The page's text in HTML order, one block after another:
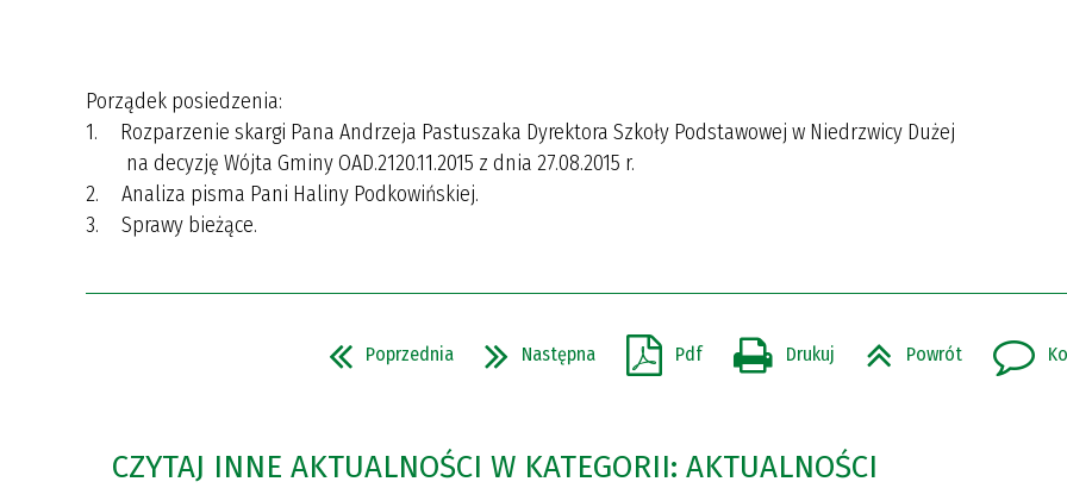
Porządek posiedzenia:
1. Rozparzenie skargi Pana Andrzeja Pastuszaka Dyrektora Szkoły Podstawowej w Niedrzwicy Dużej
na decyzję Wójta Gminy OAD.2120.11.2015 z dnia 27.08.2015 r.
2. Analiza pisma Pani Haliny Podkowińskiej.
3. Sprawy bieżące.
Poprzednia Następna Pdf Drukuj Powrót
CZYTAJ INNE AKTUALNOŚCI W KATEGORII: AKTUALNOŚCI